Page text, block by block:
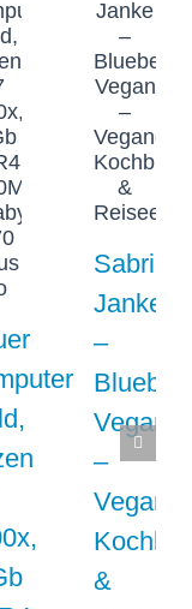
Sabrina
Janke
–
Vegan
–
Veganer
&